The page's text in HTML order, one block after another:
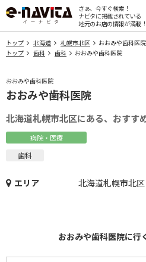
さぁ、今すぐ検索！
ナビタに掲載されている
地元のお店の情報が満載！
トップ 北海道 札幌市北区
おおみや歯科医院
トップ
歯科 歯科 おおみや歯科医院
おおみや歯科医院
おおみや歯科医院
北海道札幌市北区にある、おすす
病院・医療
歯科
エリア 北海道札幌市北区
おおみや歯科医院に行